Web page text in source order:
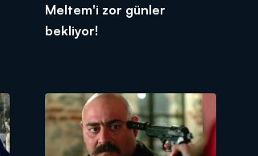
Meltem'i zor günler
bekliyor!